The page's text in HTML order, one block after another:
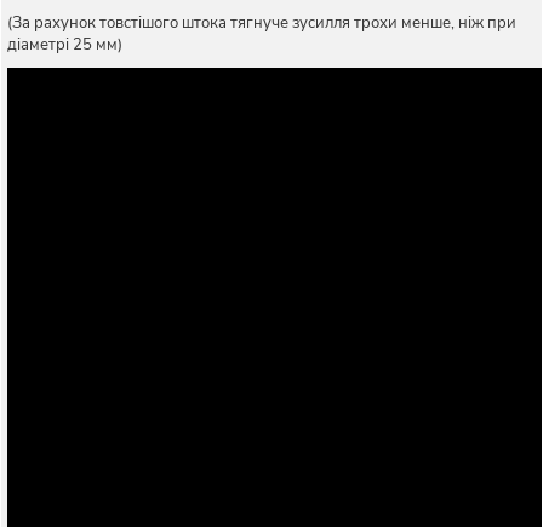
(За рахунок товстішого штока тягнуче зусилля трохи менше, ніж при
діаметрі 25 мм)